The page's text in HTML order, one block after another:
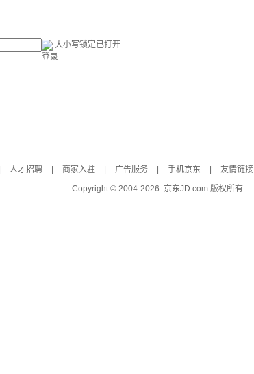
大小写锁定已打开
登录
人才招聘 商家入驻 广告服务 手机京东 友情链接
Copyright © 2004-2026 京东JD.com 版权所有